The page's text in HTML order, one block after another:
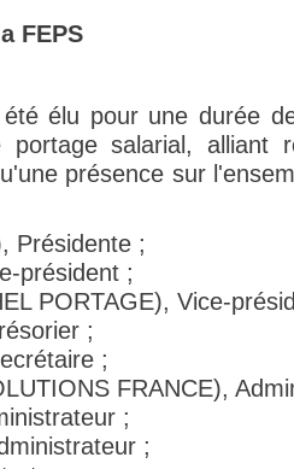
FEPS
élu pour une durée
salarial, alliant
présence sur
Présidente ;
président ;
PORTAGE), Vice-
;
;
FRANCE),
;
;